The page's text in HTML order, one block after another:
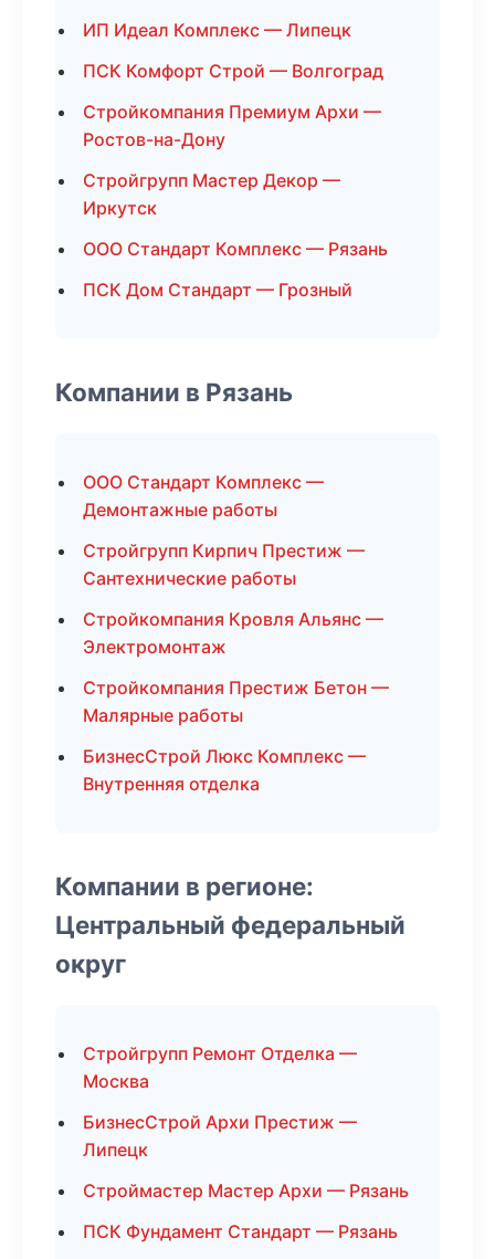
ИП Идеал Комплекс — Липецк
ПСК Комфорт Строй — Волгоград
Стройкомпания Премиум Архи —
Ростов-на-Дону
Стройгрупп Мастер Декор —
Иркутск
ООО Стандарт Комплекс — Рязань
ПСК Дом Стандарт — Грозный
Компании в Рязань
ООО Стандарт Комплекс —
Демонтажные работы
Стройгрупп Кирпич Престиж —
Сантехнические работы
Стройкомпания Кровля Альянс —
Электромонтаж
Стройкомпания Престиж Бетон —
Малярные работы
БизнесСтрой Люкс Комплекс —
Внутренняя отделка
Компании в регионе:
Центральный федеральный
округ
Стройгрупп Ремонт Отделка —
Москва
БизнесСтрой Архи Престиж —
Липецк
Строймастер Мастер Архи — Рязань
ПСК Фундамент Стандарт — Рязань